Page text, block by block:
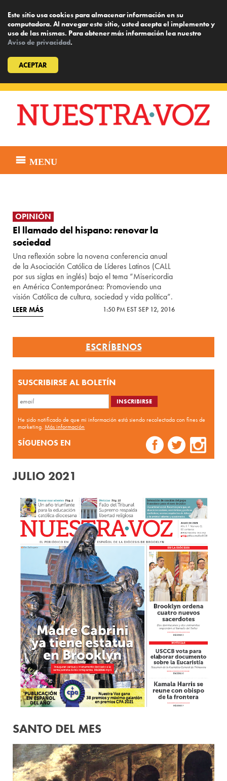
Este sitio usa cookies para almacenar información en su
computadora. Al navegar este sitio, usted acepta el implemento y
uso de las mismas. Para obtener más información lea nuestro
Aviso de privacidad.
ACEPTAR
content
MENU
OPINIÓN
El llamado del hispano: renovar la
sociedad
Una reflexión sobre la novena conferencia anual
de la Asociación Católica de Líderes Latinos (CALL
por sus siglas en inglés) bajo el tema “Misericordia
en América Contemporánea: Promoviendo una
visión Católica de cultura, sociedad y vida política”.
LEER MÁS 1:50 PM EST SEP 12, 2016
ESCRÍBENOS
SUSCRIBIRSE AL BOLETÍN
He sido notificado de que mi información está siendo recolectada con fines de
marketing.Más información
SÍGUENOS EN
JULIO 2021
SANTO DEL MES